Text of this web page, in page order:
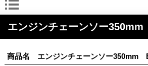
エンジンチェーンソー
商品名 エンジンチェーンソー350mm